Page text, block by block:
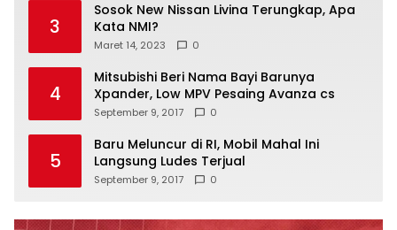
3
Sosok New Nissan Livina Terungkap, Apa
Kata NMI?
Maret 14, 2023 0
4
Mitsubishi Beri Nama Bayi Barunya
Xpander, Low MPV Pesaing Avanza cs
September 9, 2017 0
5
Baru Meluncur di RI, Mobil Mahal Ini
Langsung Ludes Terjual
September 9, 2017 0